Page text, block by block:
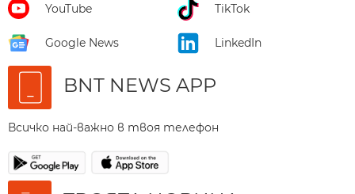
YouTube TikTok
Google News LinkedIn
BNT NEWS APP
Всичко най-важно в твоя телефон